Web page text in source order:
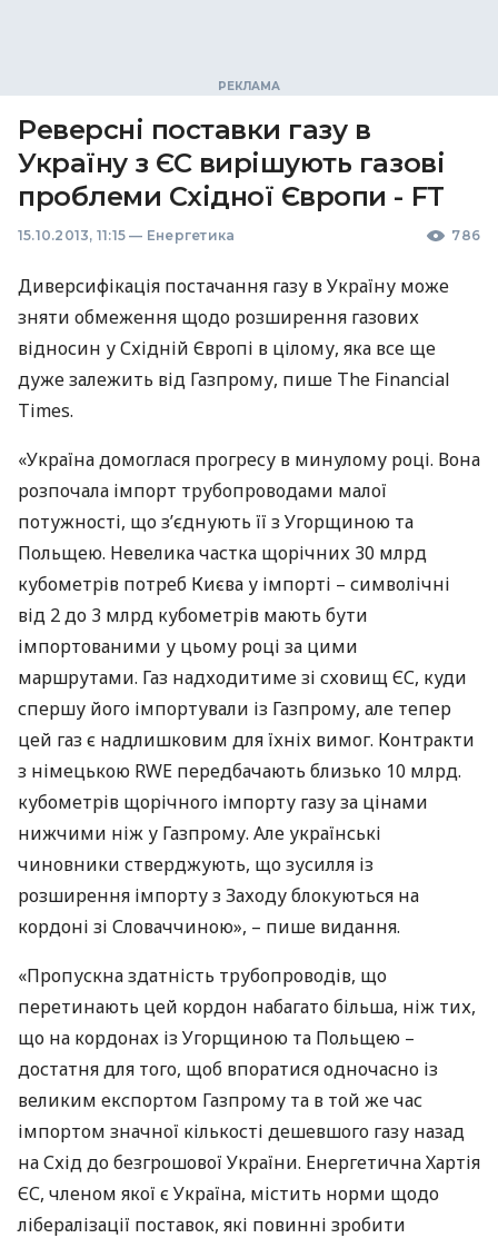
Реверсні поставки газу в
Україну з ЄС вирішують газові
проблеми Східної Європи - FT
15.10.2013, 11:15 — Енергетика 786
Диверсифікація постачання газу в Україну може
зняти обмеження щодо розширення газових
відносин у Східній Європі в цілому, яка все ще
дуже залежить від Газпрому, пише The Financial
Times.
«Україна домоглася прогресу в минулому році. Вона
розпочала імпорт трубопроводами малої
потужності, що з’єднують її з Угорщиною та
Польщею. Невелика частка щорічних 30 млрд
кубометрів потреб Києва у імпорті – символічні
від 2 до 3 млрд кубометрів мають бути
імпортованими у цьому році за цими
маршрутами. Газ надходитиме зі сховищ ЄС, куди
спершу його імпортували із Газпрому, але тепер
цей газ є надлишковим для їхніх вимог. Контракти
з німецькою RWE передбачають близько 10 млрд.
кубометрів щорічного імпорту газу за цінами
нижчими ніж у Газпрому. Але українські
чиновники стверджують, що зусилля із
розширення імпорту з Заходу блокуються на
кордоні зі Словаччиною», – пише видання.
«Пропускна здатність трубопроводів, що
перетинають цей кордон набагато більша, ніж тих,
що на кордонах із Угорщиною та Польщею –
достатня для того, щоб впоратися одночасно із
великим експортом Газпрому та в той же час
імпортом значної кількості дешевшого газу назад
на Схід до безгрошової України. Енергетична Хартія
ЄС, членом якої є Україна, містить норми щодо
лібералізації поставок, які повинні зробити